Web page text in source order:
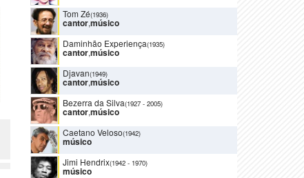
Tom Zé(1936)
cantor,músico
Daminhão Experiença(1935)
cantor,músico
Djavan(1949)
cantor,músico
Bezerra da Silva(1927 - 2005)
cantor,músico
Caetano Veloso(1942)
músico
Jimi Hendrix(1942 - 1970)
músico